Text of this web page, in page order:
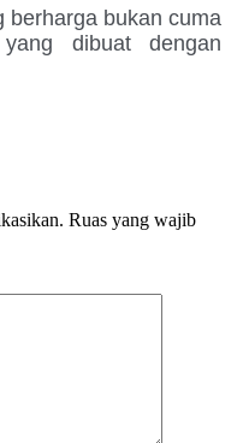
berharga bukan cuma
dibuat dengan
Ruas yang wajib